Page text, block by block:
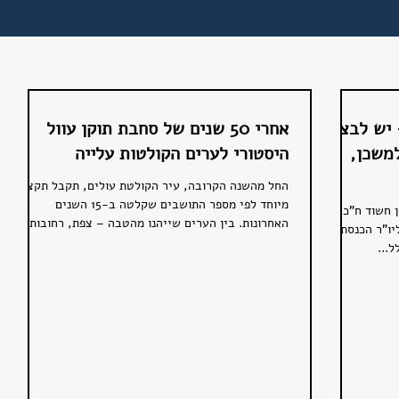
לבצע
חשוד ח"כ
הכנסת
אחרי 50 שנים של סחבת תוקן עוול
היסטורי לערים הקולטות עלייה
החל מהשנה הקרובה, עיר הקולטת עולים, תקבל תקציב
מיוחד לפי מספר התושבים שקלטה ב-15 השנים
האחרונות. בין הערים שייהנו מהטבה – צפת, רחובות,...